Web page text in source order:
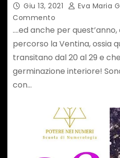
Giu 13, 2021 Eva Maria
Commento
….ed anche per
percorso la Ventina, ossia
transitano dal 20 al 29 e
germinazione interiore!
con…